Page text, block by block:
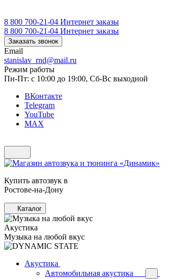
8 800 700-21-04 Интернет заказы
8 800 700-21-04 Интернет заказы
Заказать звонок
Email
stanislav_rnd@mail.ru
Режим работы
Пн-Пт: с 10:00 до 19:00, Сб-Вс выходной
ВКонтакте
Telegram
YouTube
MAX
Купить автозвук в
Ростове-на-Дону
Каталог
Акустика
Музыка на любой вкус
Акустика
Автомобильная акустика